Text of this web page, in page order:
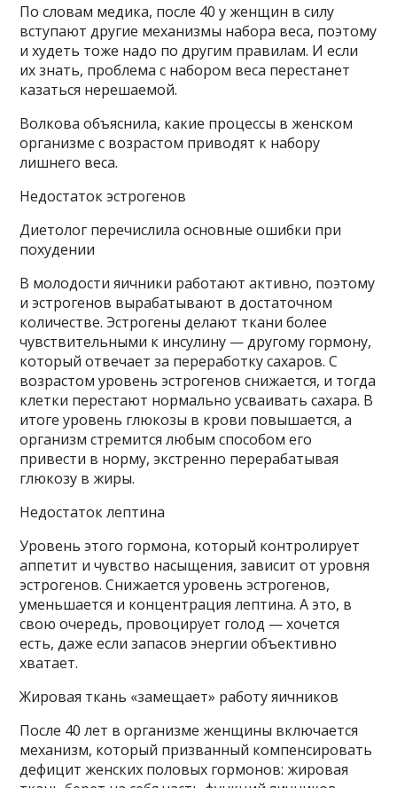
По словам медика, после 40 у женщин в силу
вступают другие механизмы набора веса, поэтому
и худеть тоже надо по другим правилам. И если
их знать, проблема с набором веса перестанет
казаться нерешаемой.
Волкова объяснила, какие процессы в женском
организме с возрастом приводят к набору
лишнего веса.
Недостаток эстрогенов
Диетолог перечислила основные ошибки при
похудении
В молодости яичники работают активно, поэтому
и эстрогенов вырабатывают в достаточном
количестве. Эстрогены делают ткани более
чувствительными к инсулину — другому гормону,
который отвечает за переработку сахаров. С
возрастом уровень эстрогенов снижается, и тогда
клетки перестают нормально усваивать сахара. В
итоге уровень глюкозы в крови повышается, а
организм стремится любым способом его
привести в норму, экстренно перерабатывая
глюкозу в жиры.
Недостаток лептина
Уровень этого гормона, который контролирует
аппетит и чувство насыщения, зависит от уровня
эстрогенов. Снижается уровень эстрогенов,
уменьшается и концентрация лептина. А это, в
свою очередь, провоцирует голод — хочется
есть, даже если запасов энергии объективно
хватает.
Жировая ткань «замещает» работу яичников
После 40 лет в организме женщины включается
механизм, который призванный компенсировать
дефицит женских половых гормонов: жировая